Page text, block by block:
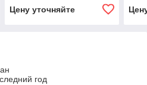
Цену уточняйте
год